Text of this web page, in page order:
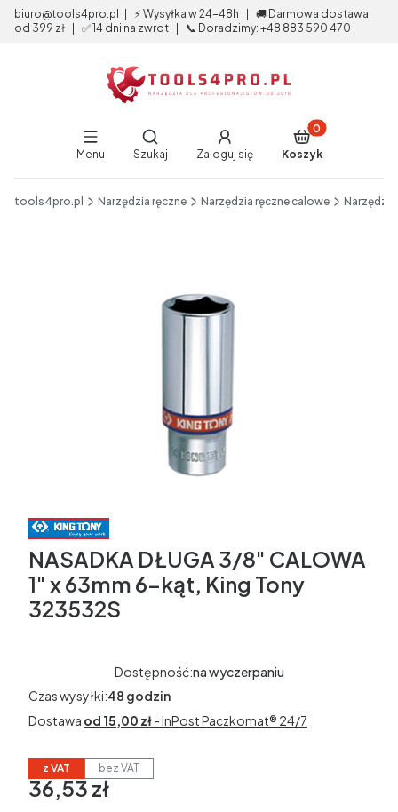
biuro@tools4pro.pl | ⚡ Wysyłka w 24-48h | 🚚 Darmowa dostawa
od 399 zł | ✅ 14 dni na zwrot | 📞 Doradzimy: +48 883 590 470
Menu
Otwórz wyszukiwarkę
Szukaj Zaloguj się
Produkty w
Koszyk
tools4pro.pl Narzędzia ręczne Narzędzia ręczne calowe
NASADKA DŁUGA 3/8" CALOWA
1" x 63mm 6-kąt, King Tony
323532S
Dostępność:na wyczerpaniu
Czas wysyłki:48 godzin
Dostawa od 15,00 zł- InPost Paczkomat® 24/7
z VAT bez VAT
Cena
36,53 zł
w tym 23% VAT
w tym